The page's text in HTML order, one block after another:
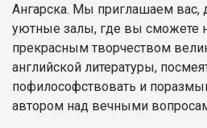
Ангарска. Мы приглашаем вас,
уютные залы, где вы сможете
прекрасным творчеством
английской литературы,
пофилософствовать и
автором над вечными